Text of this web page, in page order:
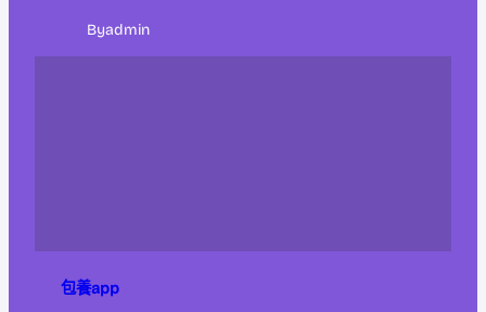
Byadmin
包養app